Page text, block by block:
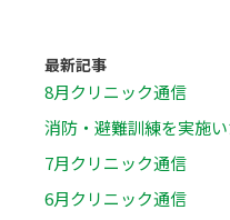
最新記事
8月クリニック通信
消防・避難訓練を実施
7月クリニック通信
6月クリニック通信